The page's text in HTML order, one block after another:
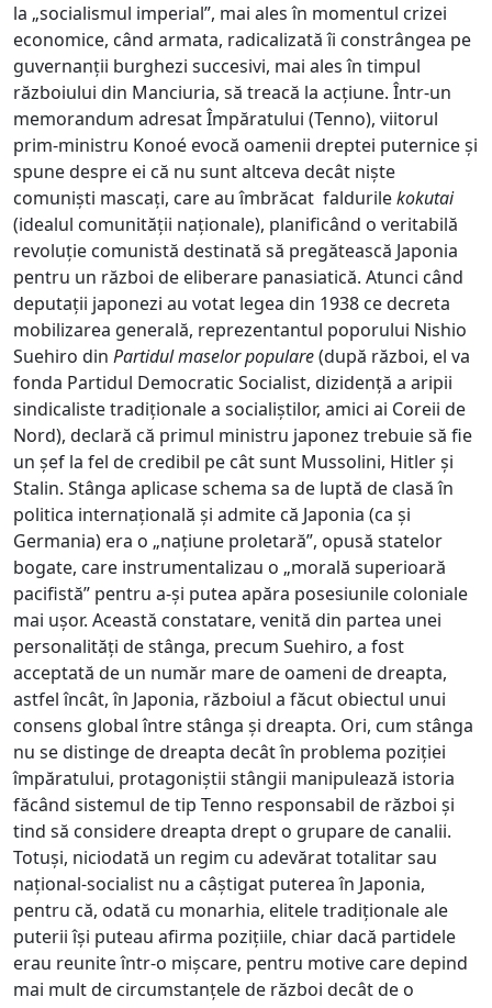
la „socialismul imperial”, mai ales în momentul crizei
economice, când armata, radicalizată îi constrângea pe
guvernanții burghezi succesivi, mai ales în timpul
războiului din Manciuria, să treacă la acțiune. Într-un
memorandum adresat Împăratului (Tenno), viitorul
prim-ministru Konoé evocă oamenii dreptei puternice și
spune despre ei că nu sunt altceva decât niște
comuniști mascați, care au îmbrăcat faldurilekokutai
(idealul comunității naționale), planificând o veritabilă
revoluție comunistă destinată să pregătească Japonia
pentru un război de eliberare panasiatică. Atunci când
deputații japonezi au votat legea din 1938 ce decreta
mobilizarea generală, reprezentantul poporului Nishio
Suehiro din Partidul maselor populare(după război, el va
fonda Partidul Democratic Socialist, dizidență a aripii
sindicaliste tradiționale a socialiștilor, amici ai Coreii de
Nord), declară că primul ministru japonez trebuie să fie
un șef la fel de credibil pe cât sunt Mussolini, Hitler și
Stalin. Stânga aplicase schema sa de luptă de clasă în
politica internațională și admite că Japonia (ca și
Germania) era o „națiune proletară”, opusă statelor
bogate, care instrumentalizau o „morală superioară
pacifistă” pentru a-și putea apăra posesiunile coloniale
mai ușor. Această constatare, venită din partea unei
personalități de stânga, precum Suehiro, a fost
acceptată de un număr mare de oameni de dreapta,
astfel încât, în Japonia, războiul a făcut obiectul unui
consens global între stânga și dreapta. Ori, cum stânga
nu se distinge de dreapta decât în problema poziției
împăratului, protagoniștii stângii manipulează istoria
făcând sistemul de tip Tenno responsabil de război și
tind să considere dreapta drept o grupare de canalii.
Totuși, niciodată un regim cu adevărat totalitar sau
național-socialist nu a câștigat puterea în Japonia,
pentru că, odată cu monarhia, elitele tradiționale ale
puterii își puteau afirma pozițiile, chiar dacă partidele
erau reunite într-o mișcare, pentru motive care depind
mai mult de circumstanțele de război decât de o